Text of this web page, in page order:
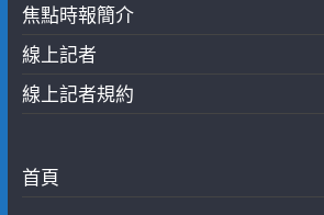
焦點時報簡介
線上記者
線上記者規約
首頁